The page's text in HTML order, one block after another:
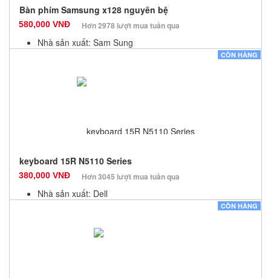
Bàn phím Samsung x128 nguyên bệ
580,000 VNĐ Hơn 2978 lượt mua tuần qua
Nhà sản xuất: Sam Sung
Số lượng: 100
CÒN HÀNG
keyboard 15R N5110 Series
380,000 VNĐ Hơn 3045 lượt mua tuần qua
Nhà sản xuất: Dell
CÒN HÀNG